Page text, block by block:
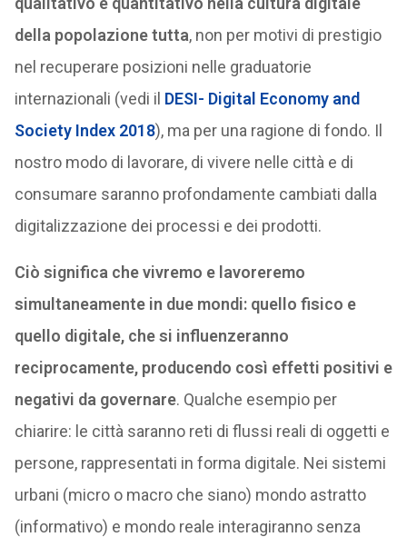
della popolazione tutta, non per motivi di prestigio
nel recuperare posizioni nelle graduatorie
internazionali (vedi il DESI- Digital Economy and
Society Index 2018), ma per una ragione di fondo. Il
nostro modo di lavorare, di vivere nelle città e di
consumare saranno profondamente cambiati dalla
digitalizzazione dei processi e dei prodotti.
Ciò significa che vivremo e lavoreremo
simultaneamente in due mondi: quello fisico e
quello digitale, che si influenzeranno
reciprocamente, producendo così effetti positivi e
negativi da governare. Qualche esempio per
chiarire: le città saranno reti di flussi reali di oggetti e
persone, rappresentati in forma digitale. Nei sistemi
urbani (micro o macro che siano) mondo astratto
(informativo) e mondo reale interagiranno senza